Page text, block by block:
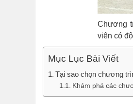
Chương
viên có
Mục Lục Bài Viết
Tại sao chọn chương
Khám phá các